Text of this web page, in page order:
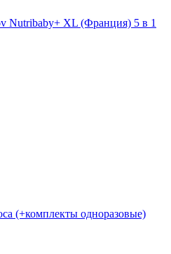
Nutribaby+ XL (Франция) 5 в 1
(+комплекты одноразовые)